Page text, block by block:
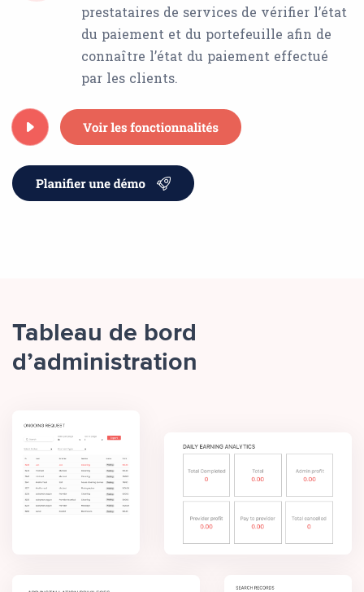
prestataires de services de vérifier l’état
du paiement et du portefeuille afin de
connaître l’état du paiement effectué
par les clients.
Tableau de bord
d’administration